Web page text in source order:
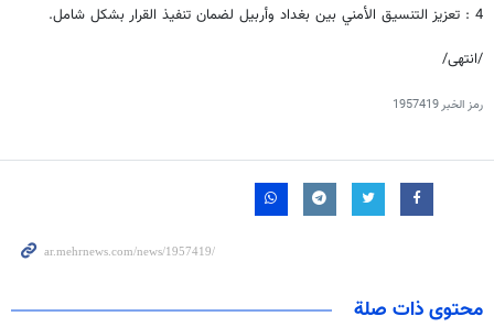
4 : تعزيز التنسيق الأمني بين بغداد وأربيل لضمان تنفيذ القرار بشكل شامل.
/انتهى/
رمز الخبر1957419
محتوى ذات صلة